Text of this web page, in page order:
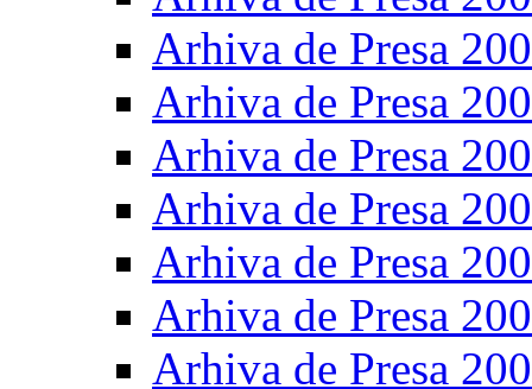
Arhiva de Presa
Arhiva de Presa
Arhiva de Presa
Arhiva de Presa
Arhiva de Presa
Arhiva de Presa
Arhiva de Presa